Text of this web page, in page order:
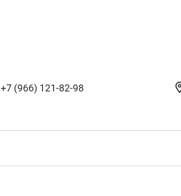
+7 (966) 121-82-98